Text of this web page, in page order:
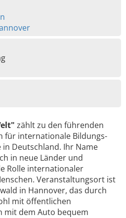
zählt zu den führenden
internationale Bildungs-
Deutschland. Ihr Name
in neue Länder und
Rolle internationaler
Veranstaltungsort ist
in Hannover, das durch
mit öffentlichen
mit dem Auto bequem